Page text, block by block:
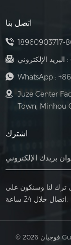
اتصل بنا
البريد الإلكتروني :
WhatsApp :
Juze Center
Town, Minhou
اشترك
ترك لنا وسنكون على
اتصال خلال 24 ساعة.
© 2026 فوجيان Guozhiyun تكنولوجيا المعلومات المحدودة All Right